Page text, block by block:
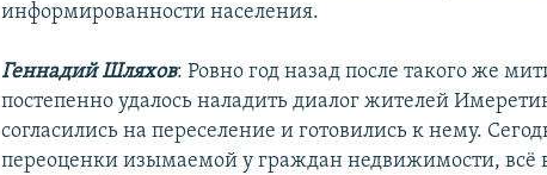
информированности населения.
Геннадий Шляхов: Ровно год назад после такого же
постепенно удалось наладить диалог жителей
согласились на переселение и готовились к нему.
переоценки изымаемой у граждан недвижимости, всё